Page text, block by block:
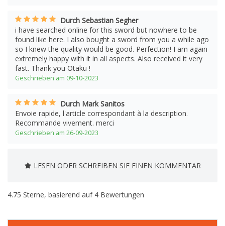
Durch Sebastian Segher
i have searched online for this sword but nowhere to be
found like here. I also bought a sword from you a while ago
so I knew the quality would be good. Perfection! I am again
extremely happy with it in all aspects. Also received it very
fast. Thank you Otaku !
Geschrieben am 09-10-2023
Durch Mark Sanitos
Envoie rapide, l'article correspondant à la description.
Recommande vivement. merci
Geschrieben am 26-09-2023
LESEN ODER SCHREIBEN SIE EINEN KOMMENTAR
4.75 Sterne, basierend auf 4 Bewertungen